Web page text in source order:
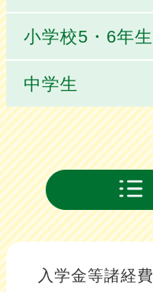
小学校5・6年生
中学生
入学金等諸経費